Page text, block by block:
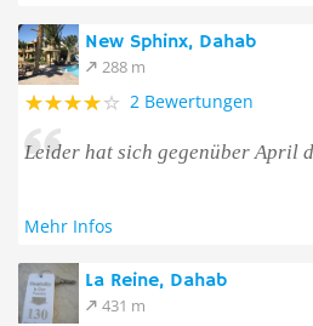
New Sphinx, Dahab
288 m
2 Bewertungen
Leider hat sich gegenüber April
Mehr Infos
La Reine, Dahab
431 m